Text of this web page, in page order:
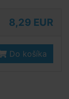
8,29 EUR
Do košíka